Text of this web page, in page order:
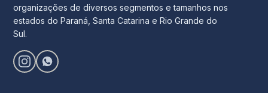
organizações de diversos segmentos e tamanhos nos
estados do Paraná, Santa Catarina e Rio Grande do
Sul.